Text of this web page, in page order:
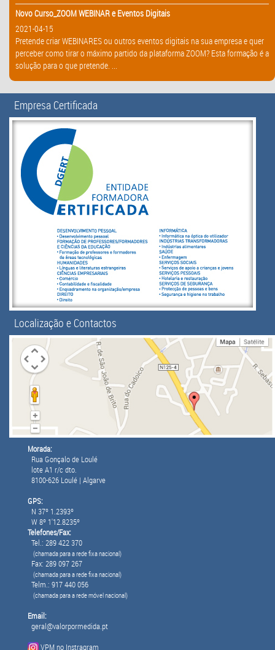
Novo Curso_ZOOM WEBINAR e Eventos Digitais
2021-04-15
Pretende criar WEBINARES ou outros eventos digitais na sua empresa e quer
perceber como tirar o máximo partido da plataforma ZOOM? Esta formação é a
solução para o que pretende. ...
Empresa Certificada
Localização e Contactos
Morada:
Rua Gonçalo de Loulé
lote A1 r/c dto.
8100-626 Loulé | Algarve
GPS:
N 37º 1.2393º
W 8º 1'12.8235º
Telefones/Fax:
Tel.: 289 422 370
(chamada para a rede fixa nacional)
Fax: 289 097 267
(chamada para a rede fixa nacional)
Telm.: 917 440 056
(chamada para a rede móvel nacional)
Email:
geral@valorpormedida.pt
VPM no Instragram